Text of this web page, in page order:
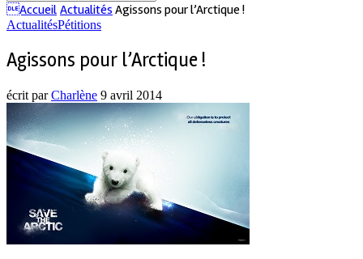
Accueil Actualités Agissons pour l’Arctique !
ActualitésPétitions
Agissons pour l’Arctique !
écrit parCharlène 9 avril 2014